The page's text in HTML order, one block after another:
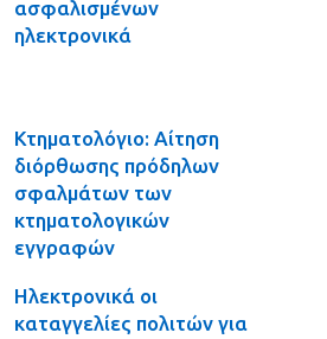
ασφαλισμένων
ηλεκτρονικά
Κτηματολόγιο: Αίτηση
διόρθωσης πρόδηλων
σφαλμάτων των
κτηματολογικών
εγγραφών
Ηλεκτρονικά οι
καταγγελίες πολιτών για